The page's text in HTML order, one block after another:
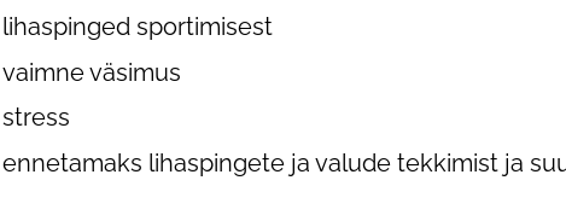
lihaspinged sportimisest
vaimne väsimus
​stress
ennetamaks lihaspingete ja valude tekkimist ja